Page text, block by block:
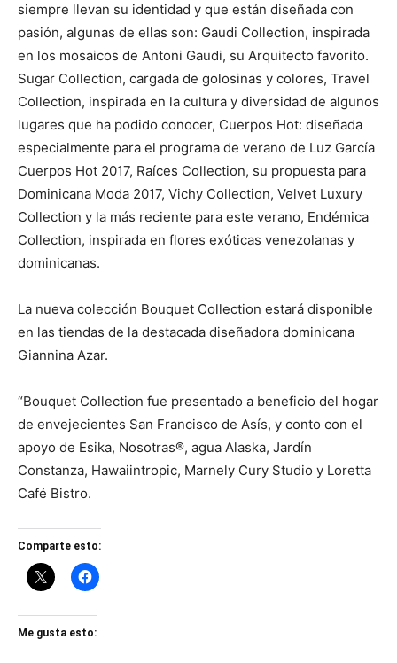
siempre llevan su identidad y que están diseñada con
pasión, algunas de ellas son: Gaudi Collection, inspirada
en los mosaicos de Antoni Gaudi, su Arquitecto favorito.
Sugar Collection, cargada de golosinas y colores, Travel
Collection, inspirada en la cultura y diversidad de algunos
lugares que ha podido conocer, Cuerpos Hot: diseñada
especialmente para el programa de verano de Luz García
Cuerpos Hot 2017, Raíces Collection, su propuesta para
Dominicana Moda 2017, Vichy Collection, Velvet Luxury
Collection y la más reciente para este verano, Endémica
Collection, inspirada en flores exóticas venezolanas y
dominicanas.
La nueva colección Bouquet Collection estará disponible
en las tiendas de la destacada diseñadora dominicana
Giannina Azar.
“Bouquet Collection fue presentado a beneficio del hogar
de envejecientes San Francisco de Asís, y conto con el
apoyo de Esika, Nosotras®, agua Alaska, Jardín
Constanza, Hawaiintropic, Marnely Cury Studio y Loretta
Café Bistro.
Comparte esto:
Me gusta esto: